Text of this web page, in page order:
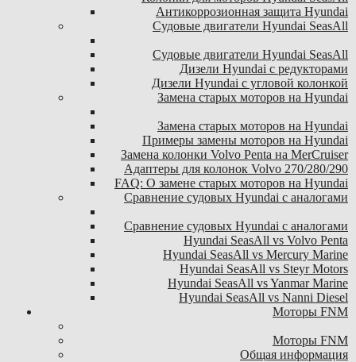
Антикоррозионная защита Hyundai
Судовые двигатели Hyundai SeasAll
Судовые двигатели Hyundai SeasAll
Дизели Hyundai с редукторами
Дизели Hyundai с угловой колонкой
Замена старых моторов на Hyundai
Замена старых моторов на Hyundai
Примеры замены моторов на Hyundai
Замена колонки Volvo Penta на MerCruiser
Адаптеры для колонок Volvo 270/280/290
FAQ: О замене старых моторов на Hyundai
Сравнение судовых Hyundai с аналогами
Сравнение судовых Hyundai с аналогами
Hyundai SeasAll vs Volvo Penta
Hyundai SeasAll vs Mercury Marine
Hyundai SeasAll vs Steyr Motors
Hyundai SeasAll vs Yanmar Marine
Hyundai SeasAll vs Nanni Diesel
Моторы FNM
Моторы FNM
Общая информация